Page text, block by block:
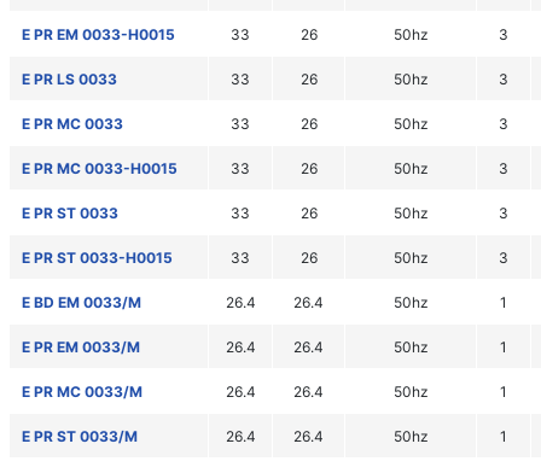
E PR EM 0033-H0015 33 26 50hz 3
E PR LS 0033 33 26 50hz 3
E PR MC 0033 33 26 50hz 3
E PR MC 0033-H0015 33 26 50hz 3
E PR ST 0033 33 26 50hz 3
E PR ST 0033-H0015 33 26 50hz 3
E BD EM 0033/M 26.4 26.4 50hz 1
E PR EM 0033/M 26.4 26.4 50hz 1
E PR MC 0033/M 26.4 26.4 50hz 1
E PR ST 0033/M 26.4 26.4 50hz 1